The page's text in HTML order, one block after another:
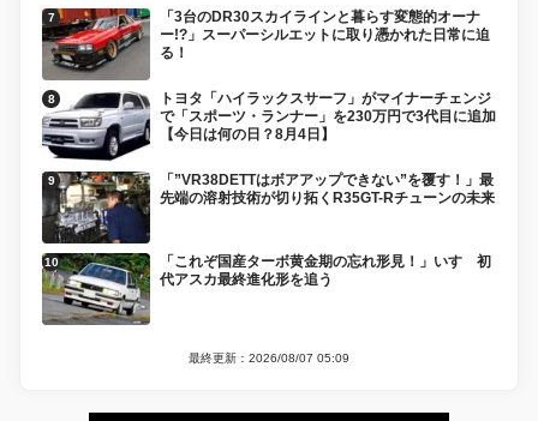
「3台のDR30スカイラインと暮らす変態的オーナ
ー!?」スーパーシルエットに取り憑かれた日常に迫
る！
トヨタ「ハイラックスサーフ」がマイナーチェンジ
で「スポーツ・ランナー」を230万円で3代目に追加
【今日は何の日？8月4日】
「”VR38DETTはボアアップできない”を覆す！」最
先端の溶射技術が切り拓くR35GT-Rチューンの未来
「これぞ国産ターボ黄金期の忘れ形見！」いすゞ初
代アスカ最終進化形を追う
最終更新：2026/08/07 05:09